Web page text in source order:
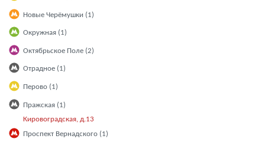
Новые Черёмушки (1)
Окружная (1)
Октябрьское Поле (2)
Отрадное (1)
Перово (1)
Пражская (1)
Кировоградская, д.13
Проспект Вернадского (1)